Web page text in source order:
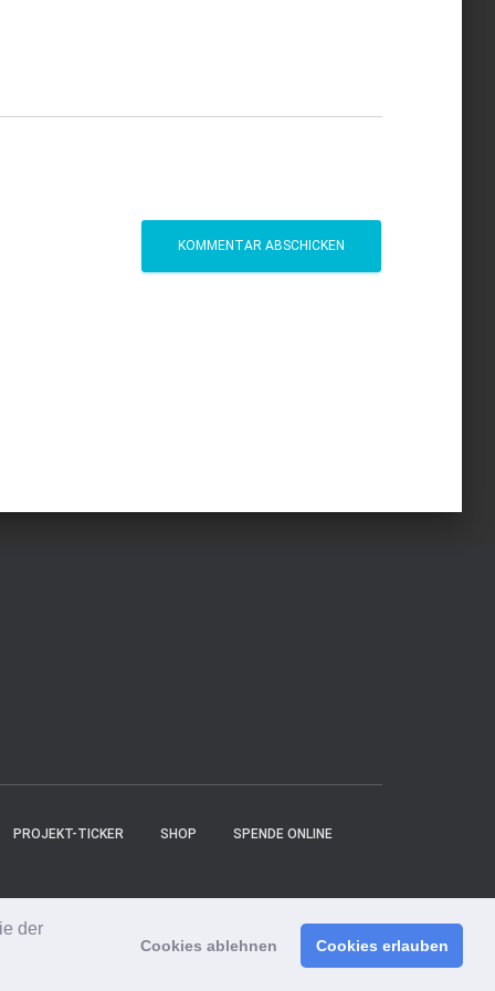
der
Cookies ablehnen Cookies erlauben
PROJEKT-TICKER SHOP SPENDE ONLINE
Hestia | Entwickelt von ThemeIsle